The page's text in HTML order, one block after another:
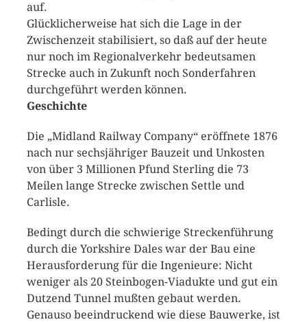
auf.
Glücklicherweise hat sich die Lage in der
Zwischenzeit stabilisiert, so daß auf der heute
nur noch im Regionalverkehr bedeutsamen
Strecke auch in Zukunft noch Sonderfahren
durchgeführt werden können.
Geschichte
Die „Midland Railway Company“ eröffnete 1876
nach nur sechsjähriger Bauzeit und Unkosten
von über 3 Millionen Pfund Sterling die 73
Meilen lange Strecke zwischen Settle und
Carlisle.
Bedingt durch die schwierige Streckenführung
durch die Yorkshire Dales war der Bau eine
Herausforderung für die Ingenieure: Nicht
weniger als 20 Steinbogen-Viadukte und gut ein
Dutzend Tunnel mußten gebaut werden.
Genauso beeindruckend wie diese Bauwerke, ist